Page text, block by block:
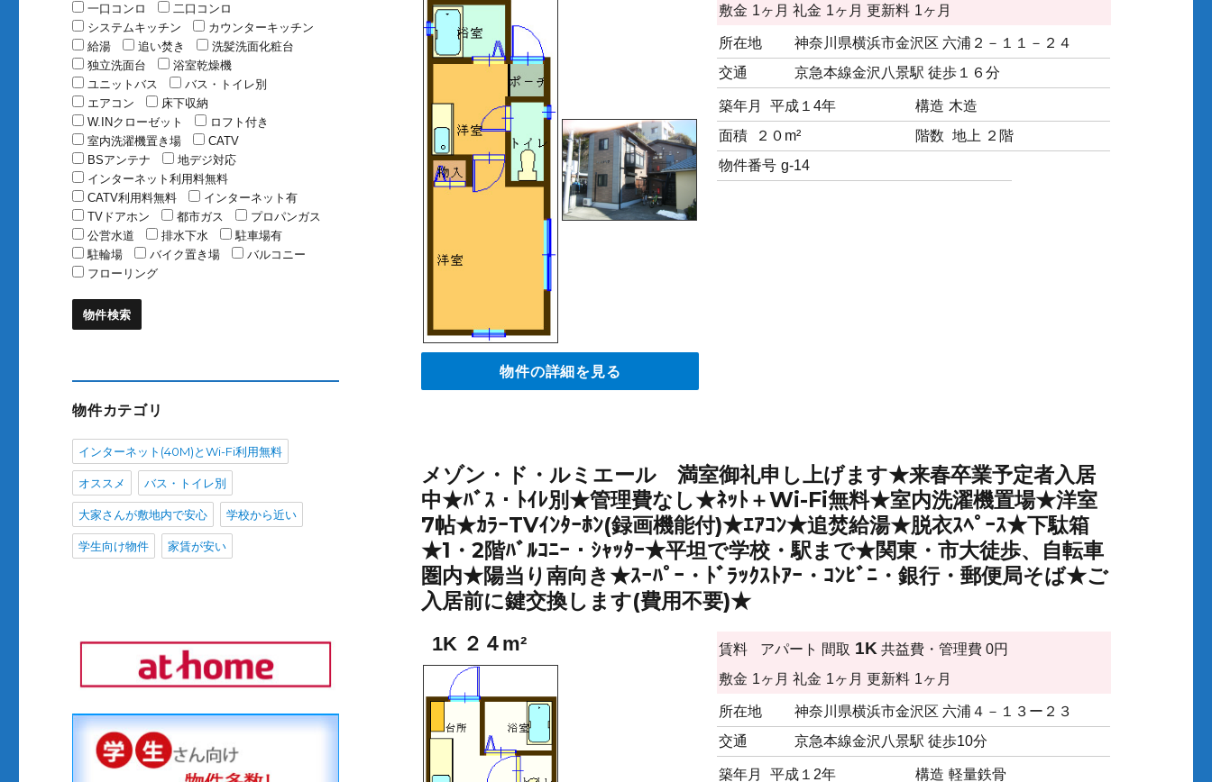
物件の詳細を見る
敷金 1ヶ月 礼金 1ヶ月 更新料 1ヶ月
所在地
神奈川県横浜市金沢区 六浦２－１１－２４
交通
京急本線金沢八景駅 徒歩１６分
築年月 平成１4年 構造 木造
面積
２０m² 階数 地上 ２階
物件番号 g-14
メゾン・ド・ルミエール 満室御礼申し上げます★来春卒業予定者入居
中★ﾊﾞｽ・ﾄｲﾚ別★管理費なし★ﾈｯﾄ＋Wi-Fi無料★室内洗濯機置場★洋室
7帖★ｶﾗｰTVｲﾝﾀｰﾎﾝ(録画機能付)★ｴｱｺﾝ★追焚給湯★脱衣ｽﾍﾟｰｽ★下駄箱
★1・2階ﾊﾞﾙｺﾆｰ・ｼｬｯﾀｰ★平坦で学校・駅まで★関東・市大徒歩、自転車
圏内★陽当り南向き★ｽｰﾊﾟｰ・ﾄﾞﾗｯｸｽﾄｱｰ・ｺﾝﾋﾞﾆ・銀行・郵便局そば★ご
入居前に鍵交換します(費用不要)★
1K ２４m² 賃料 アパート 間取 1K 共益費・管理費 0円
敷金 1ヶ月 礼金 1ヶ月 更新料 1ヶ月
所在地
神奈川県横浜市金沢区 六浦４－１３ー２３
交通
京急本線金沢八景駅 徒歩10分
築年月 平成１2年 構造 軽量鉄骨
一口コンロ
二口コンロ
システムキッチン
カウンターキッチン
給湯
追い焚き
洗髪洗面化粧台
独立洗面台
浴室乾燥機
ユニットバス
バス・トイレ別
エアコン
床下収納
W.INクローゼット
ロフト付き
室内洗濯機置き場
CATV
BSアンテナ
地デジ対応
インターネット利用料無料
CATV利用料無料
インターネット有
TVドアホン
都市ガス
プロパンガス
公営水道
排水下水
駐車場有
駐輪場
バイク置き場
バルコニー
フローリング
物件カテゴリ
インターネット(40M)とWi-Fi利用無料
オススメ バス・トイレ別
大家さんが敷地内で安心 学校から近い
学生向け物件 家賃が安い